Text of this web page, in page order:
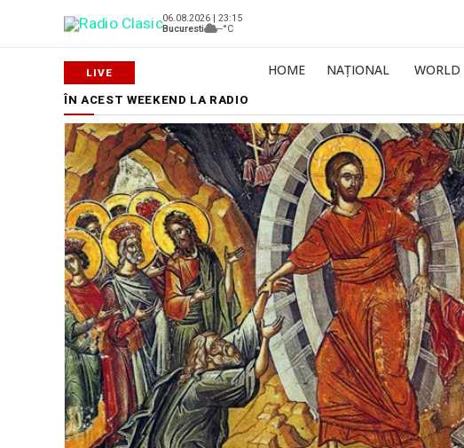
06.08.2026 | 23:15
Bucuresti
--°C
HOME NAȚIONAL WORLD
ÎN ACEST WEEKEND LA RADIO